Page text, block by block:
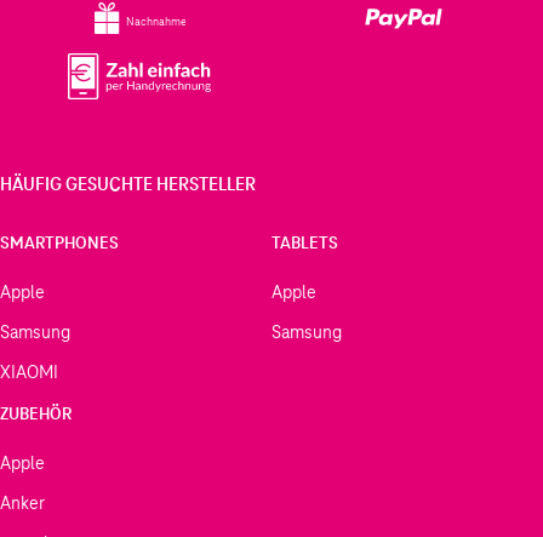
Nachnahme
HÄUFIG GESUCHTE HERSTELLER
SMARTPHONES
Apple
Samsung
XIAOMI
TABLETS
Apple
Samsung
ZUBEHÖR
Apple
Anker